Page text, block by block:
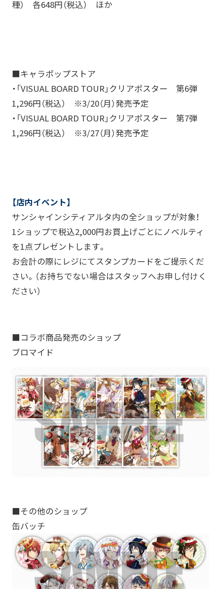
種） 各648円（税込） ほか
■キャラポップストア
・「VISUAL BOARD TOUR」クリアポスター 第6弾
1,296円（税込） ※3/20（月）発売予定
・「VISUAL BOARD TOUR」クリアポスター 第7弾
1,296円（税込） ※3/27（月）発売予定
【店内イベント】
サンシャインシティアルタ内の全ショップが対象！
1ショップで税込2,000円お買上げごとにノベルティ
を1点プレゼントします。
お会計の際にレジにてスタンプカードをご提示くだ
さい。（お持ちでない場合はスタッフへお申し付けく
ださい）
■コラボ商品発売のショップ
ブロマイド
■その他のショップ
缶バッチ